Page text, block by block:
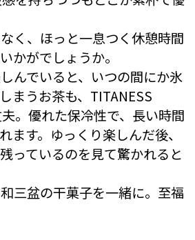
く、ほっと一息つく休憩時間
かがでしょうか。
んでいると、いつの間にか氷
まうお茶も、TITANESS
。優れた保冷性で、長い時間
ます。ゆっくり楽しんだ後、
っているのを見て驚かれると
三盆の干菓子を一緒に。至福